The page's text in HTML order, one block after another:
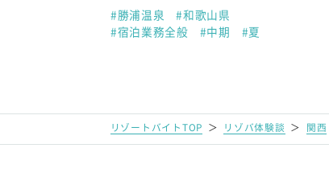
#勝浦温泉
#和歌山県
#宿泊業務全般
#中期 #夏
リゾートバイトTOP ＞ リゾバ体験談 ＞ 関西